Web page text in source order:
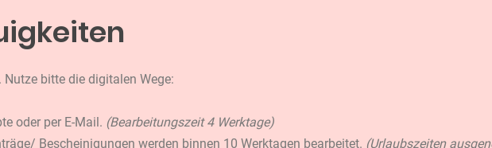
bitte die digitalen Wege:
oder per E-Mail. (Bearbeitungszeit 4 Werktage)
Bescheinigungen werden binnen 10 Werktagen bearbeitet. (Urlaubszeiten